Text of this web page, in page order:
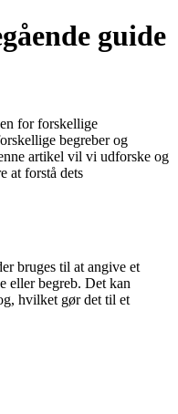
guide
for forskellige
begreber og
artikel vil vi udforske og
at forstå dets
bruges til at angive et
eller begreb. Det kan
hvilket gør det til et